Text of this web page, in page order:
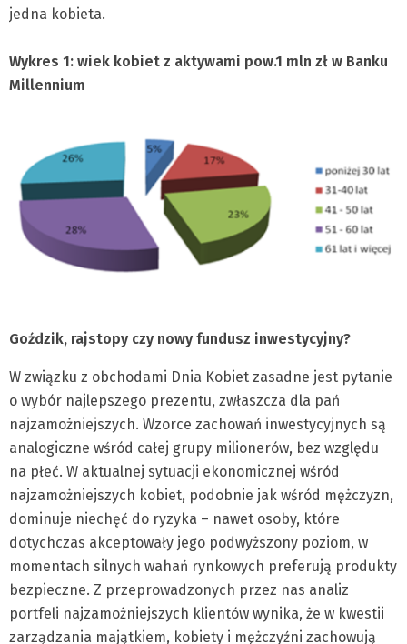
jedna kobieta.
Wykres 1: wiek kobiet z aktywami pow.1 mln zł w Banku
Millennium
Goździk, rajstopy czy nowy fundusz inwestycyjny?
W związku z obchodami Dnia Kobiet zasadne jest pytanie
o wybór najlepszego prezentu, zwłaszcza dla pań
najzamożniejszych. Wzorce zachowań inwestycyjnych są
analogiczne wśród całej grupy milionerów, bez względu
na płeć. W aktualnej sytuacji ekonomicznej wśród
najzamożniejszych kobiet, podobnie jak wśród mężczyzn,
dominuje niechęć do ryzyka – nawet osoby, które
dotychczas akceptowały jego podwyższony poziom, w
momentach silnych wahań rynkowych preferują produkty
bezpieczne. Z przeprowadzonych przez nas analiz
portfeli najzamożniejszych klientów wynika, że w kwestii
zarządzania majątkiem, kobiety i mężczyźni zachowują